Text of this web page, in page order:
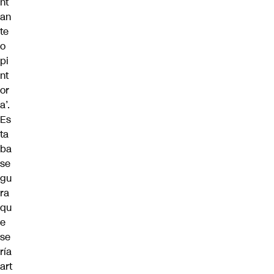
an
te
o
pi
nt
or
a’.
Es
ta
ba
se
gu
ra
qu
e
se
ría
art